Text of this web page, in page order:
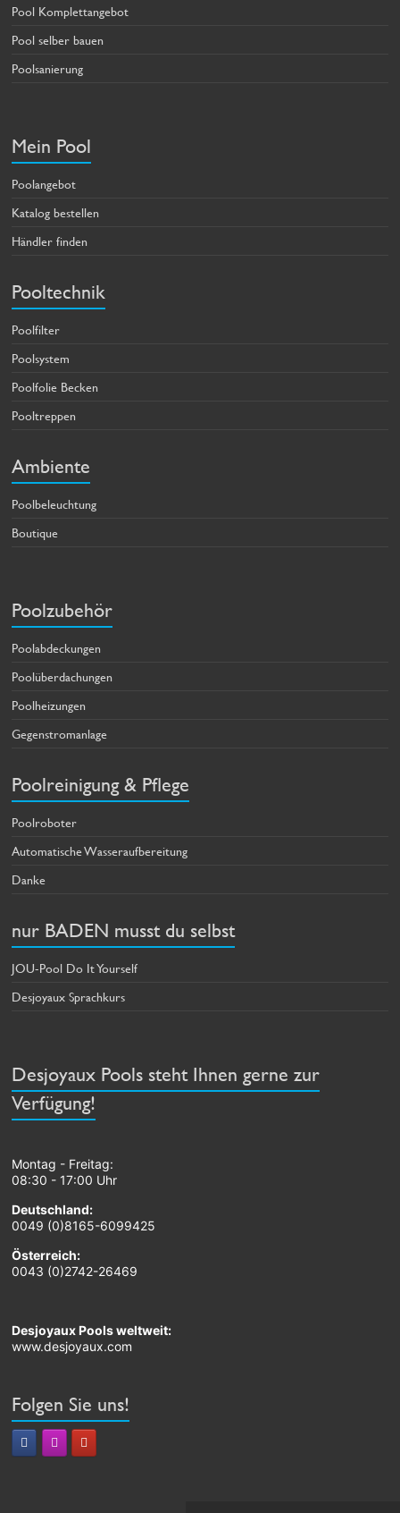
Pool Komplettangebot
Pool selber bauen
Poolsanierung
Mein Pool
Poolangebot
Katalog bestellen
Händler finden
Pooltechnik
Poolfilter
Poolsystem
Poolfolie Becken
Pooltreppen
Ambiente
Poolbeleuchtung
Boutique
Poolzubehör
Poolabdeckungen
Poolüberdachungen
Poolheizungen
Gegenstromanlage
Poolreinigung & Pflege
Poolroboter
Automatische Wasseraufbereitung
Danke
nur BADEN musst du selbst
JOU-Pool Do It Yourself
Desjoyaux Sprachkurs
Desjoyaux Pools steht Ihnen gerne zur
Verfügung!
Montag - Freitag:
08:30 - 17:00 Uhr
Deutschland:
0049 (0)8165-6099425
Österreich:
0043 (0)2742-26469
Desjoyaux Pools weltweit:
www.desjoyaux.com
Folgen Sie uns!